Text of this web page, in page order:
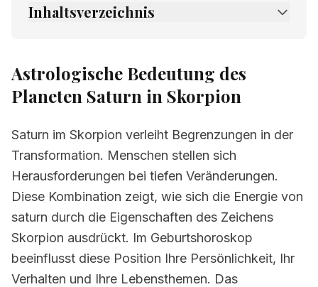
Inhaltsverzeichnis
2. Verwandte Seiten
Astrologische Bedeutung des
Planeten Saturn in Skorpion
Saturn im Skorpion verleiht Begrenzungen in der
Transformation. Menschen stellen sich
Herausforderungen bei tiefen Veränderungen.
Diese Kombination zeigt, wie sich die Energie von
saturn durch die Eigenschaften des Zeichens
Skorpion ausdrückt. Im Geburtshoroskop
beeinflusst diese Position Ihre Persönlichkeit, Ihr
Verhalten und Ihre Lebensthemen. Das